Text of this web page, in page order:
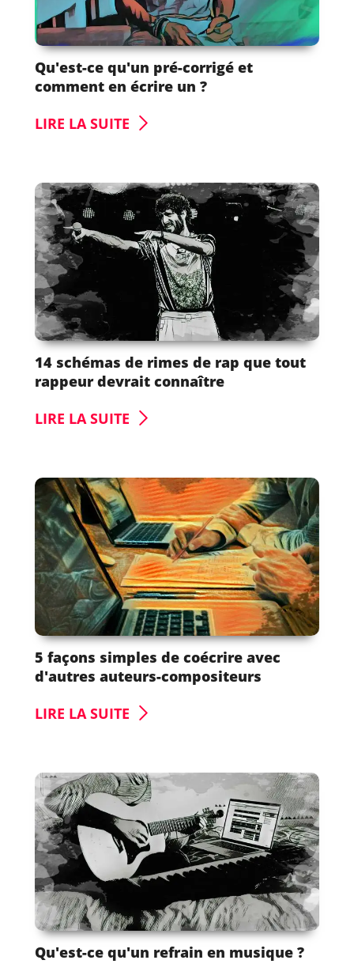
Qu'est-ce qu'un pré-corrigé et
comment en écrire un ?
LIRE LA SUITE
14 schémas de rimes de rap que tout
rappeur devrait connaître
LIRE LA SUITE
5 façons simples de coécrire avec
d'autres auteurs-compositeurs
LIRE LA SUITE
Qu'est-ce qu'un refrain en musique ?